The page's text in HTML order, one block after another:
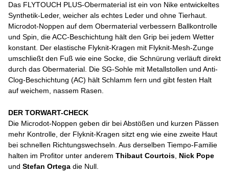
Das FLYTOUCH PLUS-Obermaterial ist ein von Nike entwickeltes
Synthetik-Leder, weicher als echtes Leder und ohne Tierhaut.
Microdot-Noppen auf dem Obermaterial verbessern Ballkontrolle
und Spin, die ACC-Beschichtung hält den Grip bei jedem Wetter
konstant. Der elastische Flyknit-Kragen mit Flyknit-Mesh-Zunge
umschließt den Fuß wie eine Socke, die Schnürung verläuft direkt
durch das Obermaterial. Die SG-Sohle mit Metallstollen und Anti-
Clog-Beschichtung (AC) hält Schlamm fern und gibt festen Halt
auf weichem, nassem Rasen.
DER TORWART-CHECK
Die Microdot-Noppen geben dir bei Abstößen und kurzen Pässen
mehr Kontrolle, der Flyknit-Kragen sitzt eng wie eine zweite Haut
bei schnellen Richtungswechseln. Aus derselben Tiempo-Familie
halten im Profitor unter anderem Thibaut Courtois Nick Pope
und Stefan Ortega die Null.